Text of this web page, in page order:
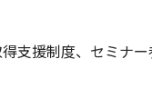
支援制度、セミナ